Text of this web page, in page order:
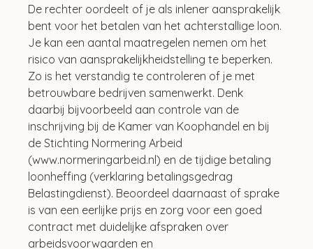
De rechter oordeelt of je als inlener aansprakelijk
bent voor het betalen van het achterstallige loon.
Je kan een aantal maatregelen nemen om het
risico van aansprakelijkheidstelling te beperken.
Zo is het verstandig te controleren of je met
betrouwbare bedrijven samenwerkt. Denk
daarbij bijvoorbeeld aan controle van de
inschrijving bij de Kamer van Koophandel en bij
de Stichting Normering Arbeid
(www.normeringarbeid.nl) en de tijdige betaling
loonheffing (verklaring betalingsgedrag
Belastingdienst). Beoordeel daarnaast of sprake
is van een eerlijke prijs en zorg voor een goed
contract met duidelijke afspraken over
arbeidsvoorwaarden en